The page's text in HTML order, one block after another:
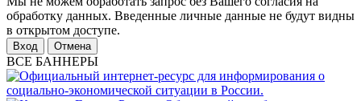
обработку данных. Введенные личные данные не будут видны
в открытом доступе.
Отмена
ВСЕ БАННЕРЫ